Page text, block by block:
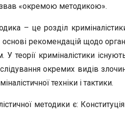
«окремою методикою».
– це розділ
рекомендацій щодо
У теорії криміналістики
окремих видів
техніки і тактики.
методики є: